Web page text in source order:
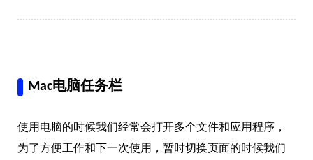
Mac电脑任务栏
使用电脑的时候我们经常会打开多个文件和应用程序，
为了方便工作和下一次使用，暂时切换页面的时候我们